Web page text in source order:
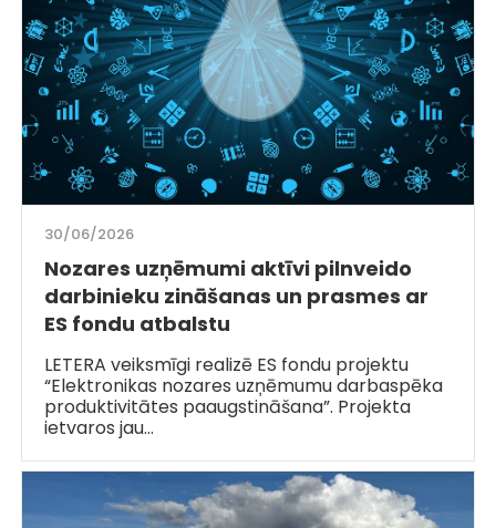
30/06/2026
Nozares uzņēmumi aktīvi pilnveido
darbinieku zināšanas un prasmes ar
ES fondu atbalstu
LETERA veiksmīgi realizē ES fondu projektu
“Elektronikas nozares uzņēmumu darbaspēka
produktivitātes paaugstināšana”. Projekta
ietvaros jau…